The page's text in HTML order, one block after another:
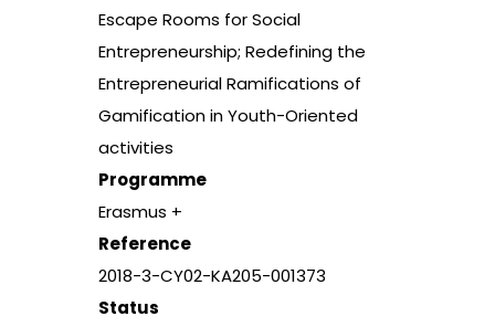
Escape Rooms for Social
Entrepreneurship; Redefining the
Entrepreneurial Ramifications of
Gamification in Youth-Oriented
activities
Programme
Erasmus +
Reference
2018-3-CY02-KA205-001373
Status